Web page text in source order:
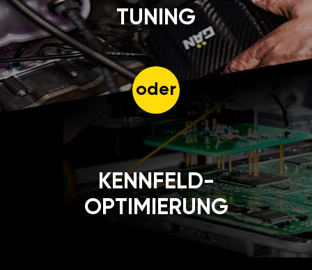
TUNING
oder
KENNFELD-
OPTIMIERUNG